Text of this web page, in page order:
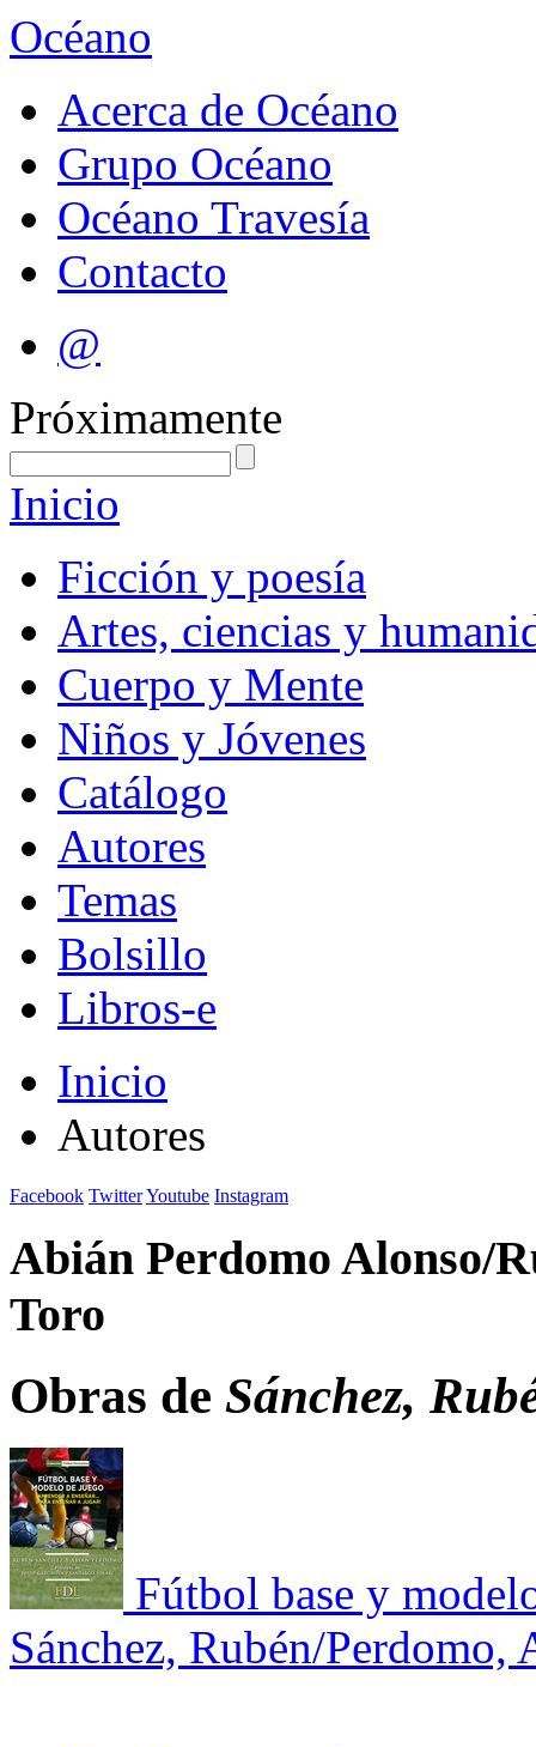
Océano
Acerca de Océano
Grupo Océano
Océano Travesía
Contacto
@
Próximamente
Inicio
Ficción y poesía
Artes, ciencias y
Cuerpo y Mente
Niños y Jóvenes
Catálogo
Autores
Temas
Bolsillo
Libros-e
Inicio
Autores
Facebook TwitterYoutube Instagram
Abián Perdomo Alonso/
Toro
Obras de Sánchez,
Fútbol base y
Sánchez, Rubén/Perdomo,